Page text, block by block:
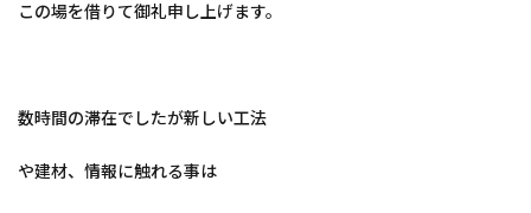
この場を借りて御礼申し上げます。
数時間の滞在でしたが新しい工法
や建材、情報に触れる事は